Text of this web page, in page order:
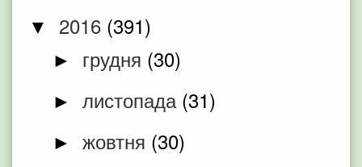
▼ 2016 (391)
► грудня (30)
► листопада (31)
► жовтня (30)